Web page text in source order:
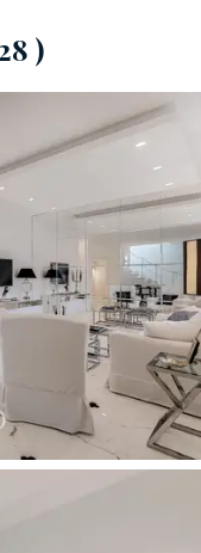
공간으로 구
결되는 식사 공
연결되어 있습
실이 있으며, 1
은 욕실이 딸린
휴식의 순간을
화려한 공용 테
, 더블 침실, 욕조
아파트가 있
시스템, 정원
)